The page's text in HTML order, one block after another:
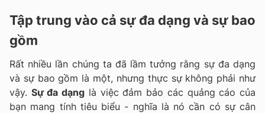
Tập trung vào cả sự đa dạng và sự bao
gồm
Rất nhiều lần chúng ta đã lầm tưởng rằng sự đa dạng
và sự bao gồm là một, nhưng thực sự không phải như
vậy. Sự đa dạng là việc đảm bảo các quảng cáo của
bạn mang tính tiêu biểu - nghĩa là nó cần có sự cân